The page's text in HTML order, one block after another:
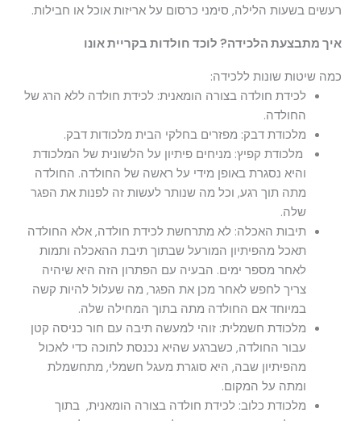
רעשים בשעות הלילה, סימני כרסום על אריזות אוכל או חבילות.
איך מתבצעת הלכידה? לוכד חולדות בקריית אונו
כמה שיטות שונות ללכידה:
לכידת חולדה בצורה הומאנית: לכידת חולדה ללא הרג של
החולדה.
מלכודת דבק: מפזרים בחלקי הבית מלכודות דבק.
מלכודת קפיץ: מניחים פיתיון על הלשונית של המלכודת
והיא נסגרת באופן מידי על ראשה של החולדה. החולדה
מתה תוך רגע, וכל מה שנותר לעשות זה לפנות את הפגר
שלה.
תיבות האכלה: לא מתרחשת לכידת חולדה, אלא החולדה
תאכל מהפיתיון המורעל שבתוך תיבת ההאכלה ותמות
לאחר מספר ימים. הבעיה עם הפתרון הזה היא שיהיה
צריך לחפש לאחר מכן את הפגר, מה שעלול להיות קשה
במיוחד אם החולדה מתה בתוך המחילה שלה.
מלכודת חשמלית: זוהי למעשה תיבה עם חור כניסה קטן
עבור החולדה, כשברגע שהיא נכנסת לתוכה כדי לאכול
מהפיתיון שבה, היא סוגרת מעגל חשמלי, מתחשמלת
ומתה על המקום.
מלכודת כלוב: לכידת חולדה בצורה הומאנית, בתוך